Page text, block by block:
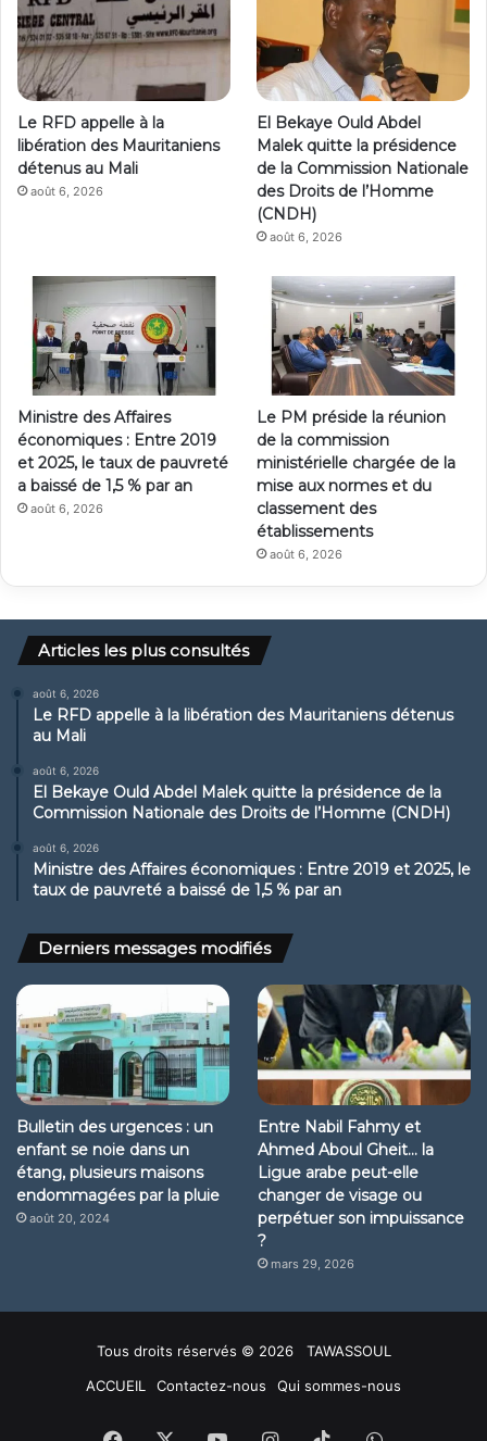
Le RFD appelle à la
libération des Mauritaniens
détenus au Mali
août 6, 2026
El Bekaye Ould Abdel
Malek quitte la présidence
de la Commission Nationale
des Droits de l’Homme
(CNDH)
août 6, 2026
Ministre des Affaires
économiques : Entre 2019
et 2025, le taux de pauvreté
a baissé de 1,5 % par an
août 6, 2026
Le PM préside la réunion
de la commission
ministérielle chargée de la
mise aux normes et du
classement des
établissements
août 6, 2026
Articles les plus consultés
août 6, 2026
Le RFD appelle à la libération des Mauritaniens détenus
au Mali
août 6, 2026
El Bekaye Ould Abdel Malek quitte la présidence de la
Commission Nationale des Droits de l’Homme (CNDH)
août 6, 2026
Ministre des Affaires économiques : Entre 2019 et 2025, le
taux de pauvreté a baissé de 1,5 % par an
Derniers messages modifiés
Bulletin des urgences : un
enfant se noie dans un
étang, plusieurs maisons
endommagées par la pluie
août 20, 2024
Entre Nabil Fahmy et
Ahmed Aboul Gheit… la
Ligue arabe peut-elle
changer de visage ou
perpétuer son impuissance
?
mars 29, 2026
Tous droits réservés © 2026 TAWASSOUL
ACCUEIL
Contactez-nous Qui sommes-nous